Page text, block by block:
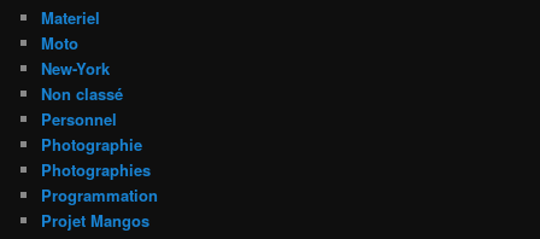
Materiel
Moto
New-York
Non classé
Personnel
Photographie
Photographies
Programmation
Projet Mangos